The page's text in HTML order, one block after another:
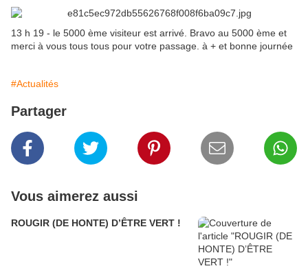
13 h 19 - le 5000 ème visiteur est arrivé. Bravo au 5000 ème et
merci à vous tous tous pour votre passage. à + et bonne journée
#Actualités
Partager
Vous aimerez aussi
ROUGIR (DE HONTE) D’ÊTRE VERT !